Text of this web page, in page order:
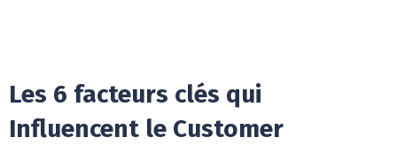
Les 6 facteurs clés qui
Influencent le Customer